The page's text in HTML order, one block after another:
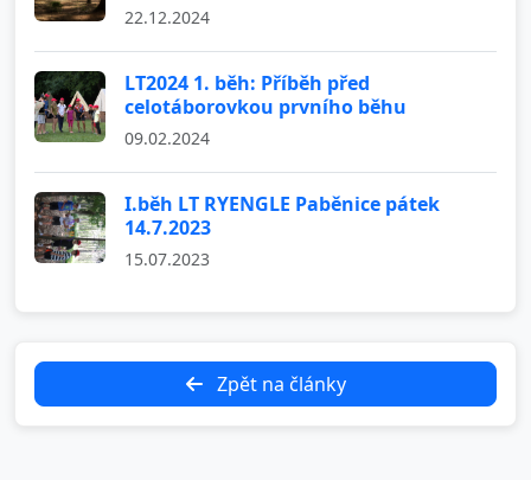
22.12.2024
LT2024 1. běh: Příběh před
celotáborovkou prvního běhu
09.02.2024
I.běh LT RYENGLE Paběnice pátek
14.7.2023
15.07.2023
Zpět na články